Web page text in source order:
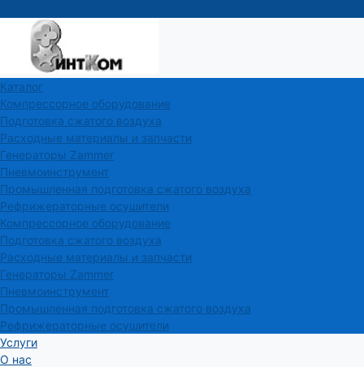
Каталог
Компрессорное оборудование
Подготовка сжатого воздуха
Расходные материалы и запчасти
Генераторы Zammer
Пневмоинструмент
Промышленная подготовка сжатого воздуха
Рефрижераторные осушители
Компрессорное оборудование
Подготовка сжатого воздуха
Расходные материалы и запчасти
Генераторы Zammer
Пневмоинструмент
Промышленная подготовка сжатого воздуха
Рефрижераторные осушители
Услуги
О нас